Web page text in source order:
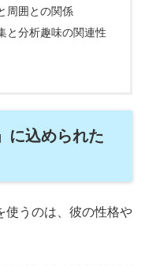
周囲との関係
と分析趣味の関連性
に込められた
使うのは、彼の性格や